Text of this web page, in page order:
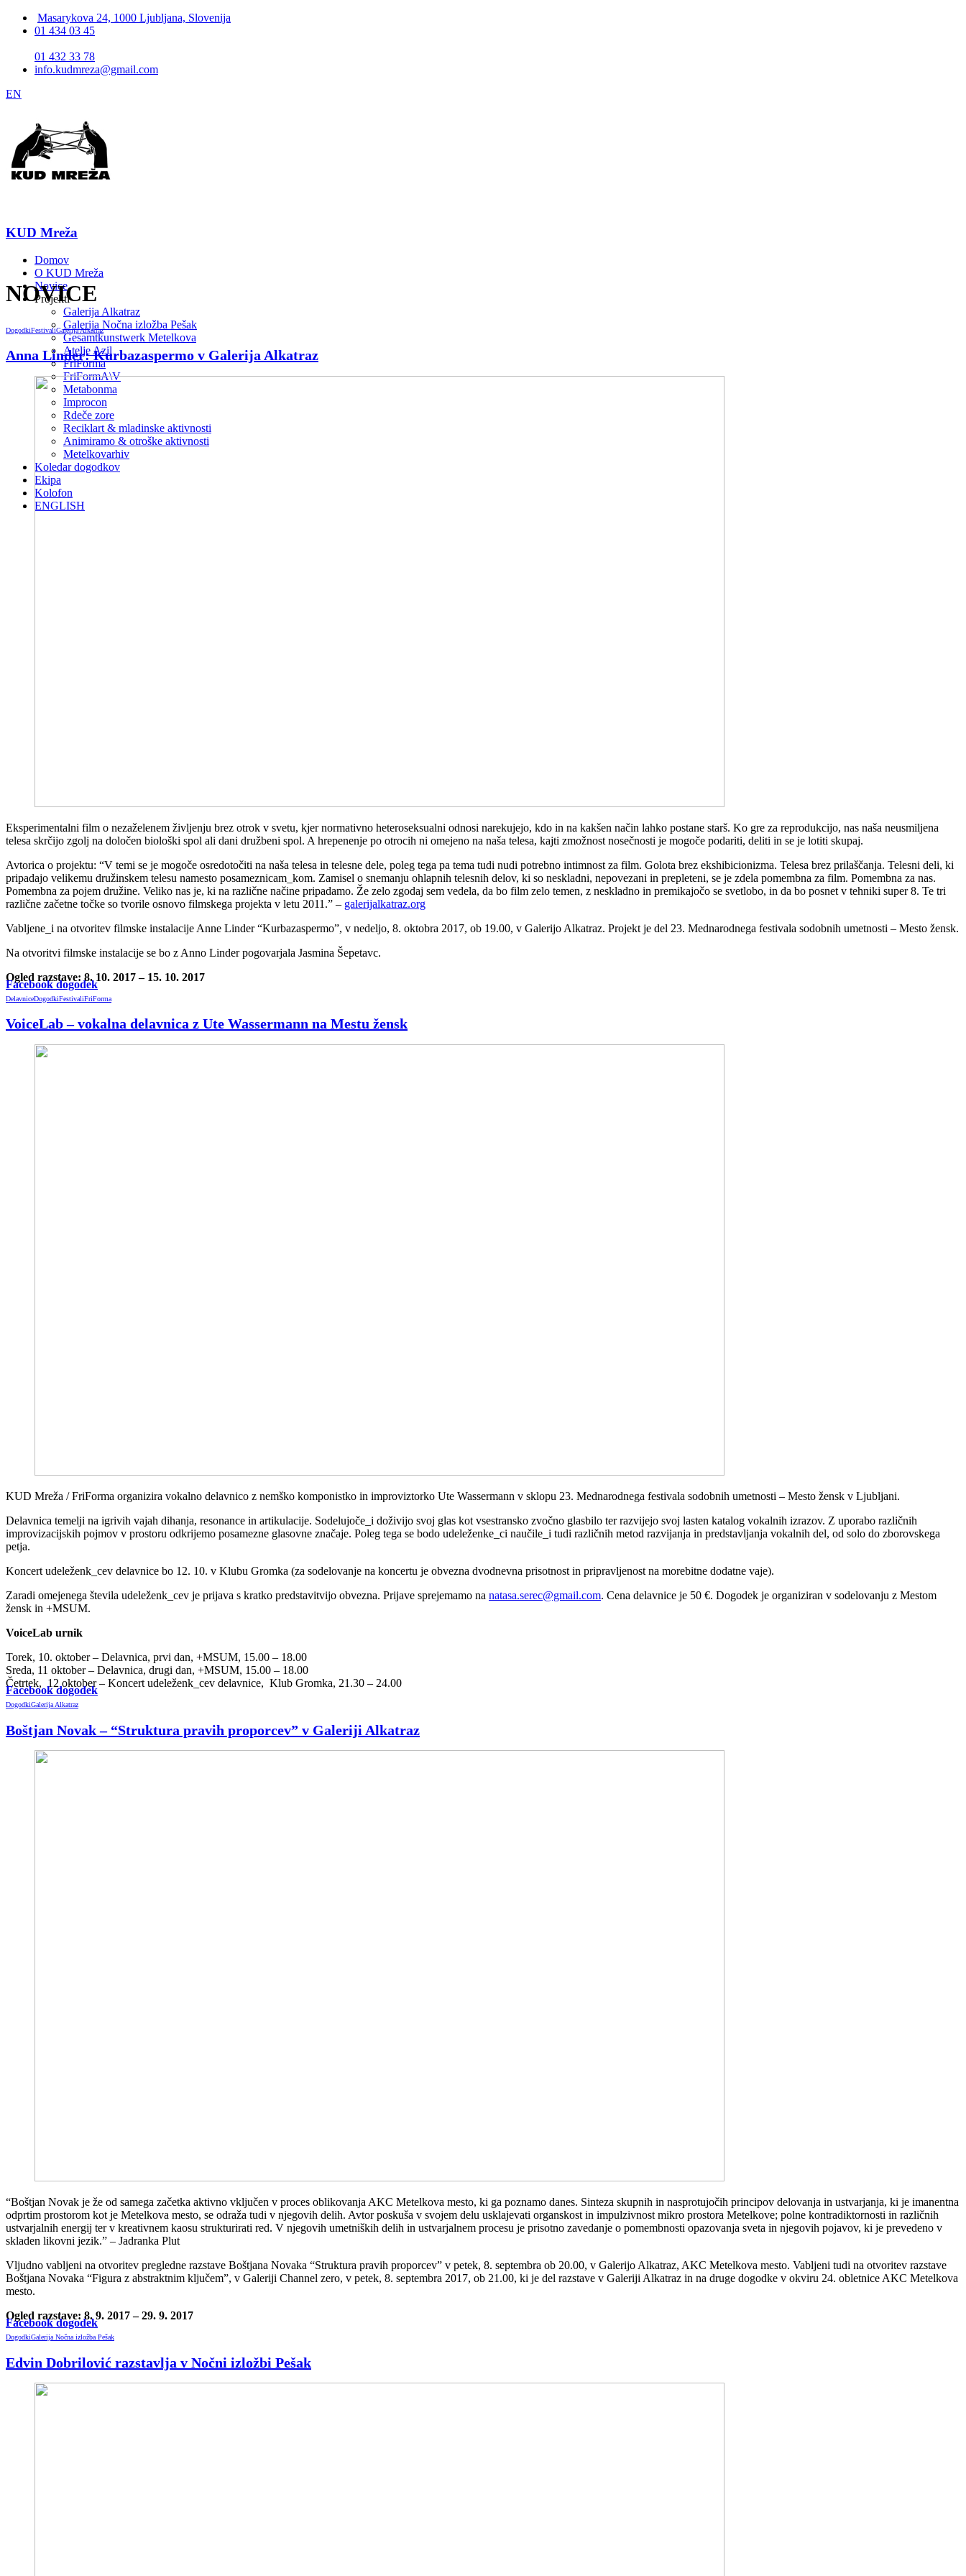
Masarykova 24, 1000 Ljubljana, Slovenija
01 434 03 45
01 432 33 78
info.kudmreza@gmail.com
EN
KUD Mreža
Domov
O KUD Mreža
Novice
Projekti
Galerija Alkatraz
Galerija Nočna izložba Pešak
Gesamtkunstwerk Metelkova
Atelje Azil
FriForma
FriFormA\V
Metabonma
Improcon
Rdeče zore
Reciklart & mladinske aktivnosti
Animiramo & otroške aktivnosti
Metelkovarhiv
Koledar dogodkov
Ekipa
Kolofon
ENGLISH
NOVICE
DogodkiFestivaliGalerija Alkatraz
Anna Linder: Kurbazaspermo v Galerija Alkatraz
Eksperimentalni film o nezaželenem življenju brez otrok v svetu, kjer normativno heteroseksualni odnosi narekujejo, kdo in na kakšen način lahko postane starš. Ko gre za reprodukcijo, nas naša neusmiljena
telesa skrčijo zgolj na določen biološki spol ali dani družbeni spol. A hrepenenje po otrocih ni omejeno na naša telesa, kajti zmožnost nosečnosti je mogoče podariti, deliti in se je lotiti skupaj.
Avtorica o projektu: “V temi se je mogoče osredotočiti na naša telesa in telesne dele, poleg tega pa tema tudi nudi potrebno intimnost za film. Golota brez ekshibicionizma. Telesa brez prilaščanja. Telesni deli, ki
pripadajo velikemu družinskem telesu namesto posameznicam_kom. Zamisel o snemanju ohlapnih telesnih delov, ki so neskladni, nepovezani in prepleteni, se je zdela pomembna za film. Pomembna za nas.
Pomembna za pojem družine. Veliko nas je, ki na različne načine pripadamo. Že zelo zgodaj sem vedela, da bo film zelo temen, z neskladno in premikajočo se svetlobo, in da bo posnet v tehniki super 8. Te tri
različne začetne točke so tvorile osnovo filmskega projekta v letu 2011.” – galerijalkatraz.org
Vabljene_i na otvoritev filmske instalacije Anne Linder “Kurbazaspermo”, v nedeljo, 8. oktobra 2017, ob 19.00, v Galerijo Alkatraz. Projekt je del 23. Mednarodnega festivala sodobnih umetnosti – Mesto žensk.
Na otvoritvi filmske instalacije se bo z Anno Linder pogovarjala Jasmina Šepetavc.
Ogled razstave: 8. 10. 2017 – 15. 10. 2017
Facebook dogodek
DelavniceDogodkiFestivaliFriForma
VoiceLab – vokalna delavnica z Ute Wassermann na Mestu žensk
KUD Mreža / FriForma organizira vokalno delavnico z nemško komponistko in improviztorko Ute Wassermann v sklopu 23. Mednarodnega festivala sodobnih umetnosti – Mesto žensk v Ljubljani.
Delavnica temelji na igrivih vajah dihanja, resonance in artikulacije. Sodelujoče_i doživijo svoj glas kot vsestransko zvočno glasbilo ter razvijejo svoj lasten katalog vokalnih izrazov. Z uporabo različnih
improvizacijskih pojmov v prostoru odkrijemo posamezne glasovne značaje. Poleg tega se bodo udeleženke_ci naučile_i tudi različnih metod razvijanja in predstavljanja vokalnih del, od solo do zborovskega
petja.
Koncert udeleženk_cev delavnice bo 12. 10. v Klubu Gromka (za sodelovanje na koncertu je obvezna dvodnevna prisotnost in pripravljenost na morebitne dodatne vaje).
Zaradi omejenega števila udeleženk_cev je prijava s kratko predstavitvijo obvezna. Prijave sprejemamo na natasa.serec@gmail.com. Cena delavnice je 50 €. Dogodek je organiziran v sodelovanju z Mestom
žensk in +MSUM.
VoiceLab urnik
Torek, 10. oktober – Delavnica, prvi dan, +MSUM, 15.00 – 18.00
Sreda, 11 oktober – Delavnica, drugi dan, +MSUM, 15.00 – 18.00
Četrtek, 12 oktober – Koncert udeleženk_cev delavnice, Klub Gromka, 21.30 – 24.00
Facebook dogodek
DogodkiGalerija Alkatraz
Boštjan Novak – “Struktura pravih proporcev” v Galeriji Alkatraz
“Boštjan Novak je že od samega začetka aktivno vključen v proces oblikovanja AKC Metelkova mesto, ki ga poznamo danes. Sinteza skupnih in nasprotujočih principov delovanja in ustvarjanja, ki je imanentna
odprtim prostorom kot je Metelkova mesto, se odraža tudi v njegovih delih. Avtor poskuša v svojem delu usklajevati organskost in impulzivnost mikro prostora Metelkove; polne kontradiktornosti in različnih
ustvarjalnih energij ter v kreativnem kaosu strukturirati red. V njegovih umetniških delih in ustvarjalnem procesu je prisotno zavedanje o pomembnosti opazovanja sveta in njegovih pojavov, ki je prevedeno v
skladen likovni jezik.” – Jadranka Plut
Vljudno vabljeni na otvoritev pregledne razstave Boštjana Novaka “Struktura pravih proporcev” v petek, 8. septembra ob 20.00, v Galerijo Alkatraz, AKC Metelkova mesto. Vabljeni tudi na otvoritev razstave
Boštjana Novaka “Figura z abstraktnim ključem”, v Galeriji Channel zero, v petek, 8. septembra 2017, ob 21.00, ki je del razstave v Galeriji Alkatraz in na druge dogodke v okviru 24. obletnice AKC Metelkova
mesto.
Ogled razstave: 8. 9. 2017 – 29. 9. 2017
Facebook dogodek
DogodkiGalerija Nočna izložba Pešak
Edvin Dobrilović razstavlja v Nočni izložbi Pešak